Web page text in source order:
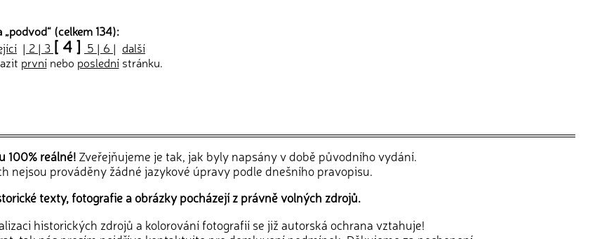
„podvod“ (celkem 134):
| 2 | 3 [ 4 ] 5 | 6 | další
prvnínebo poslednístránku.
100% reálné! Zveřejňujeme je tak, jak byly napsány v době původního vydání.
nejsou prováděny žádné jazykové úpravy podle dnešního pravopisu.
texty, fotografie a obrázky pocházejí z právně volných zdrojů.
historických zdrojů a kolorování fotografií se již autorská ochrana vztahuje!